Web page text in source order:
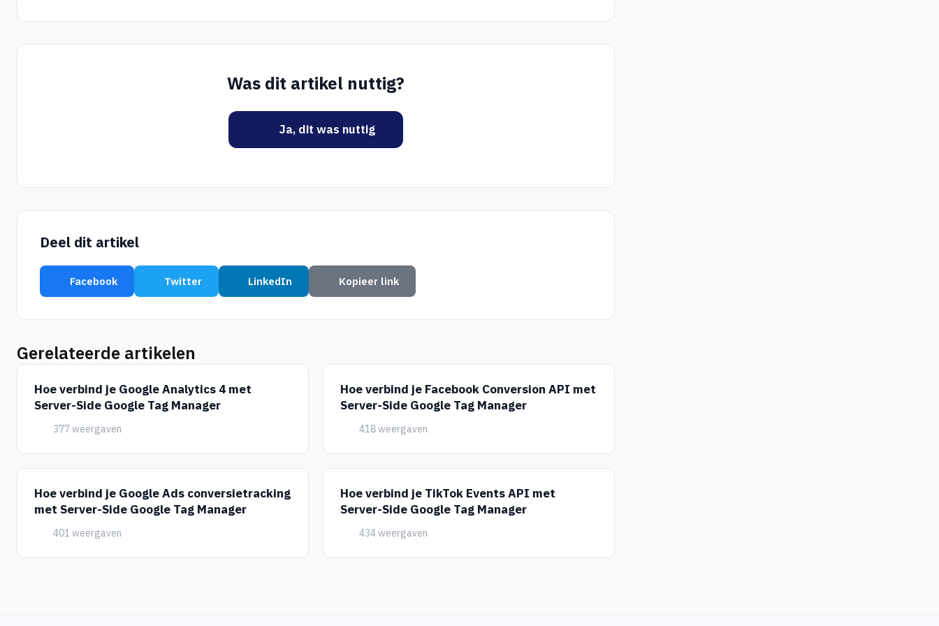
Was dit artikel nuttig?
Ja, dit was nuttig
Deel dit artikel
Facebook Twitter LinkedIn Kopieer link
Gerelateerde artikelen
Hoe verbind je Google Analytics 4 met
Server-Side Google Tag Manager
377 weergaven
Hoe verbind je Facebook Conversion API met
Server-Side Google Tag Manager
418 weergaven
Hoe verbind je Google Ads conversietracking
met Server-Side Google Tag Manager
401 weergaven
Hoe verbind je TikTok Events API met
Server-Side Google Tag Manager
434 weergaven